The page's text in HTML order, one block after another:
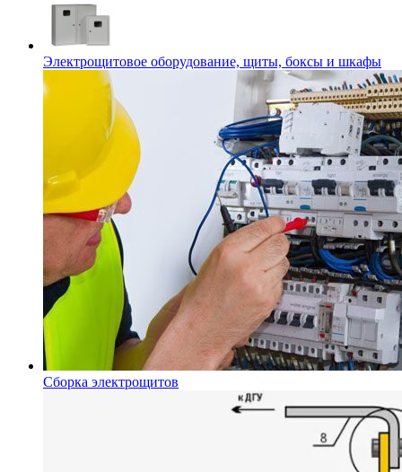
Электрощитовое оборудование, щиты, боксы и шкафы
Сборка электрощитов